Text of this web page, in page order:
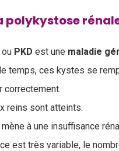
polykystose
PKD est une maladie
temps, ces kystes se
correctement.
reins sont atteints.
à une insuffisance
est très variable, le